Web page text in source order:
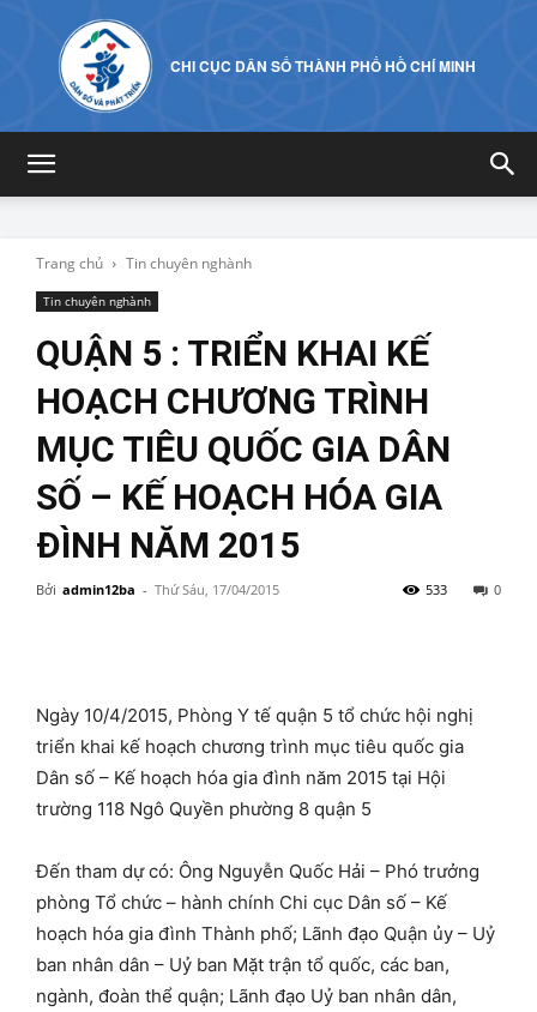
CHI CỤC DÂN SỐ THÀNH PHỐ HỒ CHÍ MINH
Trang chủ Tin chuyên nghành
Tin chuyên nghành
QUẬN 5 : TRIỂN KHAI KẾ
HOẠCH CHƯƠNG TRÌNH
MỤC TIÊU QUỐC GIA DÂN
SỐ – KẾ HOẠCH HÓA GIA
ĐÌNH NĂM 2015
Bởi admin12ba - Thứ Sáu, 17/04/2015 0
533
Ngày 10/4/2015, Phòng Y tế quận 5 tổ chức hội nghị
triển khai kế hoạch chương trình mục tiêu quốc gia
Dân số – Kế hoạch hóa gia đình năm 2015 tại Hội
trường 118 Ngô Quyền phường 8 quận 5
Đến tham dự có: Ông Nguyễn Quốc Hải – Phó trưởng
phòng Tổ chức – hành chính Chi cục Dân số – Kế
hoạch hóa gia đình Thành phố; Lãnh đạo Quận ủy – Uỷ
ban nhân dân – Uỷ ban Mặt trận tổ quốc, các ban,
ngành, đoàn thể quận; Lãnh đạo Uỷ ban nhân dân,